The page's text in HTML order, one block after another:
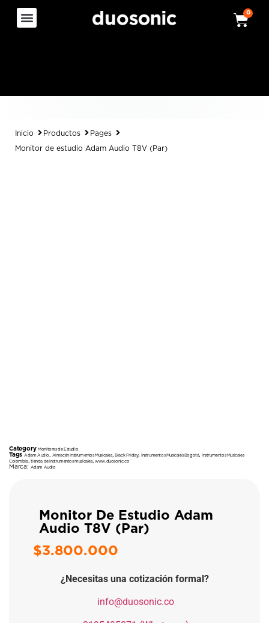
0
Inicio Productos Pages
Monitor de estudio Adam Audio T8V (Par)
Category Monitores de Estudio
Tags Adam Audio Almacén Instrumentos Musicales,Black Friday,Instrumentos Musicales Bogotá,instrumentos Musicales
Colombia,tienda de instrumentos musicales,www.duosonic.co
Marca: Adam Audio
Monitor De Estudio Adam
Audio T8V (Par)
$3.800.000
¿Necesitas una cotización formal?
info@duosonic.co